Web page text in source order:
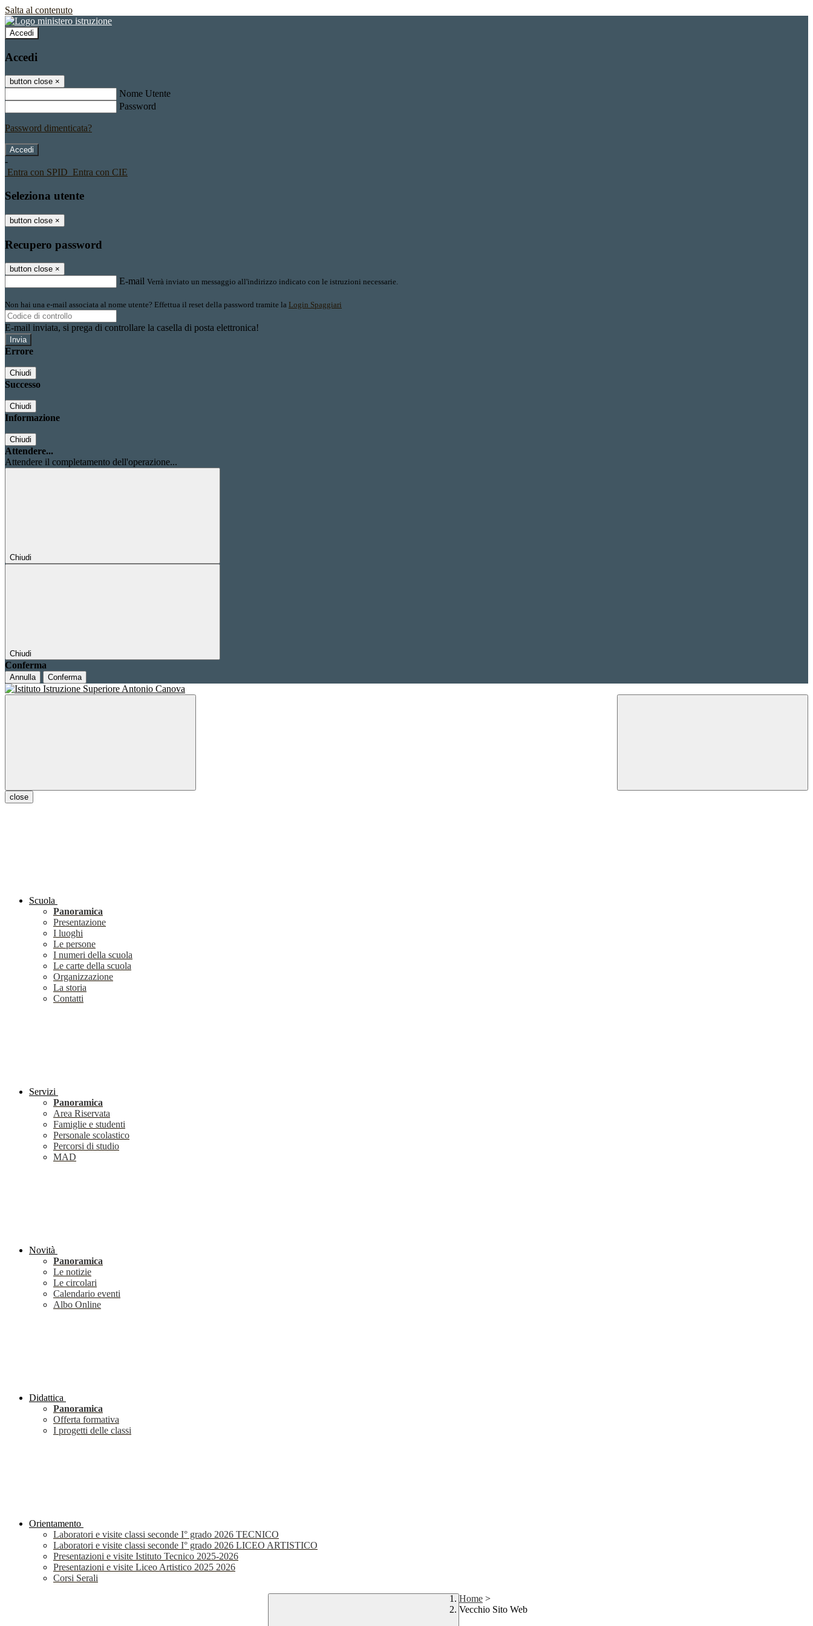
Salta al contenuto
Accedi
Accedi
button close ×
Nome Utente
Password
Password dimenticata?
-
Entra con SPID Entra con CIE
Seleziona utente
button close ×
Recupero password
button close ×
E-mail Verrà inviato un messaggio all'indirizzo indicato con le istruzioni necessarie.
Non hai una e-mail associata al nome utente? Effettua il reset della password tramite la Login Spaggiari
E-mail inviata, si prega di controllare la casella di posta elettronica!
Errore
Chiudi
Successo
Chiudi
Informazione
Chiudi
Attendere...
Attendere il completamento dell'operazione...
Chiudi
Chiudi
Conferma
Annulla Conferma
close
Scuola
Panoramica
Presentazione
I luoghi
Le persone
I numeri della scuola
Le carte della scuola
Organizzazione
La storia
Contatti
Servizi
Panoramica
Area Riservata
Famiglie e studenti
Personale scolastico
Percorsi di studio
MAD
Novità
Panoramica
Le notizie
Le circolari
Calendario eventi
Albo Online
Didattica
Panoramica
Offerta formativa
I progetti delle classi
Orientamento
Laboratori e visite classi seconde I° grado 2026 TECNICO
Laboratori e visite classi seconde I° grado 2026 LICEO ARTISTICO
Presentazioni e visite Istituto Tecnico 2025-2026
Presentazioni e visite Liceo Artistico 2025 2026
Corsi Serali
Home >
Vecchio Sito Web